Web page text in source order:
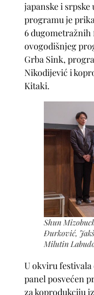
japanske i srpske
programu je
6
ovogodišnjeg
Grba Sink,
Nikodijević i
Kitaki.
Shun
Đurković,
Milutin
U okviru festivala
panel posvećen
za koprodukciju